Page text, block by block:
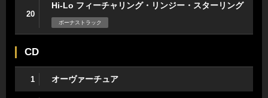
20
Hi-Lo フィーチャリング・リンジー・スターリング
ボーナストラック
CD
1 オーヴァーチュア